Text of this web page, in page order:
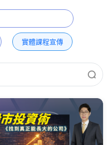
實體課程宣傳